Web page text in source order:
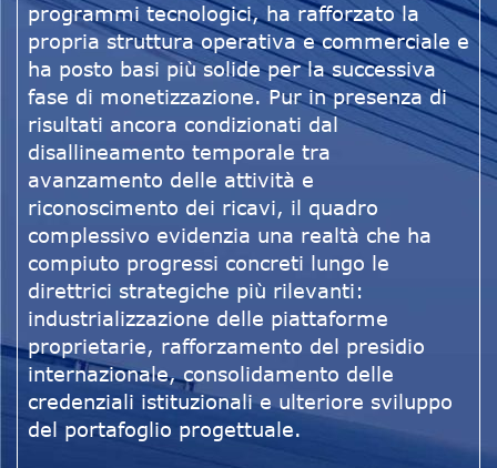
programmi tecnologici, ha rafforzato la
propria struttura operativa e commerciale e
ha posto basi più solide per la successiva
fase di monetizzazione. Pur in presenza di
risultati ancora condizionati dal
disallineamento temporale tra
avanzamento delle attività e
riconoscimento dei ricavi, il quadro
complessivo evidenzia una realtà che ha
compiuto progressi concreti lungo le
direttrici strategiche più rilevanti:
industrializzazione delle piattaforme
proprietarie, rafforzamento del presidio
internazionale, consolidamento delle
credenziali istituzionali e ulteriore sviluppo
del portafoglio progettuale.